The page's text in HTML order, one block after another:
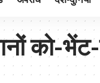
को-